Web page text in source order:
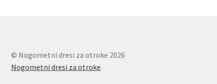
© Nogometni dresi za otroke 2026
Nogometni dresi za otroke.